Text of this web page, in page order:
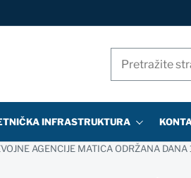
INFRASTRUKTURA
AGENCIJE MATICA ODRŽANA